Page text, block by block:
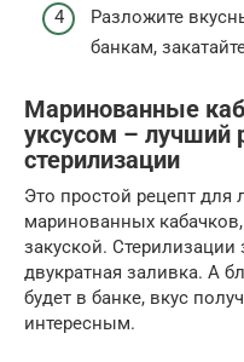
Разложите
банкам,
Маринованные
уксусом – лучший
стерилизации
Это простой рецепт для
маринованных
закуской. Стерилизации
двукратная заливка. А
будет в банке, вкус
интересным.